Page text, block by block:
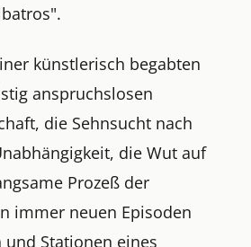
künstlerisch begabten
anspruchslosen
die Sehnsucht nach
die Wut auf
Prozeß der
immer neuen Episoden
Stationen eines